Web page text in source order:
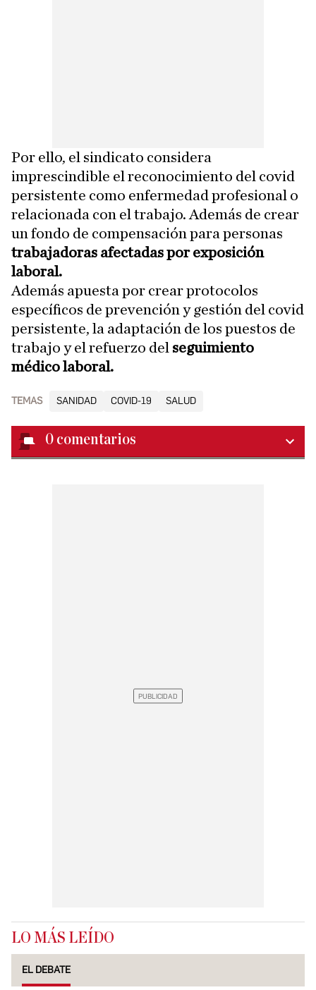
Por ello, el sindicato considera
imprescindible el reconocimiento del covid
persistente como enfermedad profesional o
relacionada con el trabajo. Además de crear
un fondo de compensación para personas
trabajadoras afectadas por exposición
laboral.
Además apuesta por crear protocolos
específicos de prevención y gestión del covid
persistente, la adaptación de los puestos de
trabajo y el refuerzo del seguimiento
médico laboral.
TEMAS SANIDAD COVID-19 SALUD
0 comentarios
LO MÁS LEÍDO
EL DEBATE